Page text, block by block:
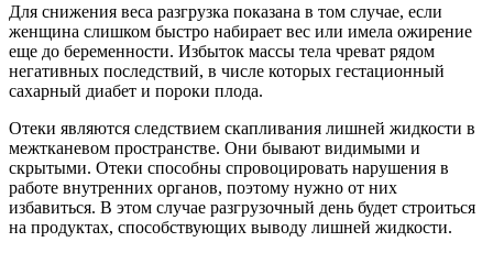
Для снижения веса разгрузка показана в том случае, если
женщина слишком быстро набирает вес или имела ожирение
еще до беременности. Избыток массы тела чреват рядом
негативных последствий, в числе которых гестационный
сахарный диабет и пороки плода.
Отеки являются следствием скапливания лишней жидкости в
межтканевом пространстве. Они бывают видимыми и
скрытыми. Отеки способны спровоцировать нарушения в
работе внутренних органов, поэтому нужно от них
избавиться. В этом случае разгрузочный день будет строиться
на продуктах, способствующих выводу лишней жидкости.